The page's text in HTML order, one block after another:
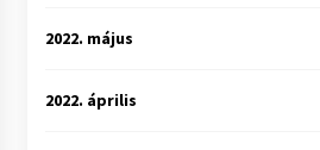
2022. május
2022. április